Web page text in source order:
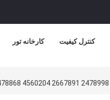
کارخانه تور کنترل کیفیت